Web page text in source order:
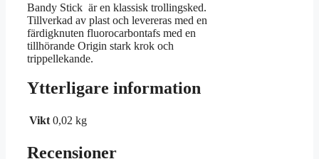
Bandy Stick är en klassisk trollingsked.
Tillverkad av plast och levereras med en
färdigknuten fluorocarbontafs med en
tillhörande Origin stark krok och
trippellekande.
Ytterligare information
Vikt 0,02 kg
Recensioner